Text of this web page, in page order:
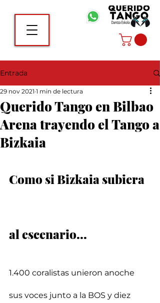
Entrada
Querido Tango en Bilbao
Arena trayendo el Tango a
Bizkaia
29 nov 2021 1 min de lectura
Como si Bizkaia subiera
al escenario...
1.400 coralistas unieron anoche
sus voces junto a la BOS y diez